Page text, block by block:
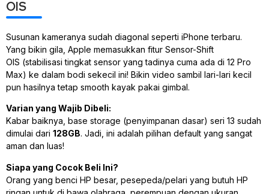
OIS
Susunan kameranya sudah diagonal seperti iPhone terbaru.
Yang bikin gila, Apple memasukkan fitur Sensor-Shift
OIS (stabilisasi tingkat sensor yang tadinya cuma ada di 12 Pro
Max) ke dalam bodi sekecil ini! Bikin video sambil lari-lari kecil
pun hasilnya tetap smooth kayak pakai gimbal.
Varian yang Wajib Dibeli:
Kabar baiknya, base storage (penyimpanan dasar) seri 13 sudah
dimulai dari 128GB. Jadi, ini adalah pilihan default yang sangat
aman dan luas!
Siapa yang Cocok Beli Ini?
Orang yang benci HP besar, pesepeda/pelari yang butuh HP